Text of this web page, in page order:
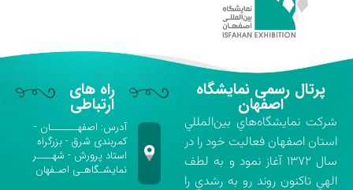
پرتال رسمی نمایشگاه
اصفهان
شركت نمايشگاه‌هاي بين‌المللي
استان اصفهان فعاليت خود را در
سال ۱۳۷۲ آغاز نمود و به لطف
الهي تاكنون روند رو به رشدي را
راه های
ارتباطی
آدرس: اصفهـــــــان -
کمربندی شرق - بزرگراه
استاد پرورش - شهــــر
نمایشـگاهـی اصـفهان